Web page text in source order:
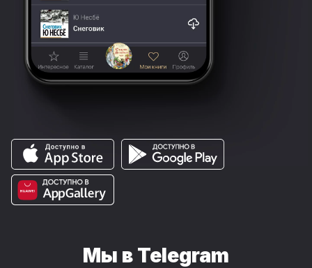
Мы в Telegram